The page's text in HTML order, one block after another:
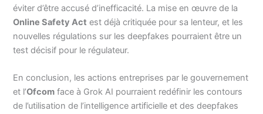
éviter d’être accusé d’inefficacité. La mise en œuvre de la
Online Safety Act est déjà critiquée pour sa lenteur, et les
nouvelles régulations sur les deepfakes pourraient être un
test décisif pour le régulateur.
En conclusion, les actions entreprises par le gouvernement
et l’Ofcom face à Grok AI pourraient redéfinir les contours
de l’utilisation de l’intelligence artificielle et des deepfakes